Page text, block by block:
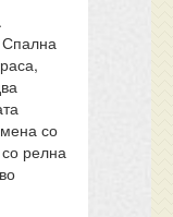
.
Спална
со
релна